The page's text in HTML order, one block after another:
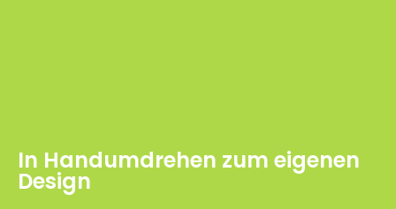
In Handumdrehen zum eigenen
Design